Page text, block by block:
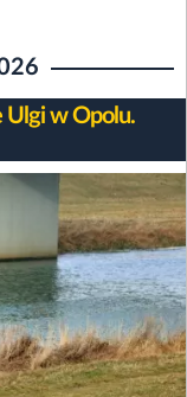
Ulgi w Opolu.